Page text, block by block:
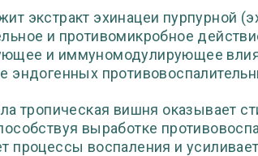
экстракт эхинацеи пурпурной
и противомикробное
и иммуномодулирующее
эндогенных
тропическая вишня оказывает
выработке
процессы воспаления и